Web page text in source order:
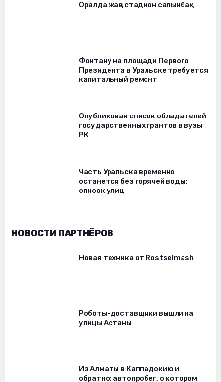
Оралда жаңа стадион салынбақ
Фонтану на площади Первого
Президента в Уральске требуется
капитальный ремонт
Опубликован список обладателей
государственных грантов в вузы
РК
Часть Уральска временно
останется без горячей воды:
список улиц
НОВОСТИ ПАРТНЁРОВ
Новая техника от Rostselmash
Роботы-доставщики вышли на
улицы Астаны
Из Алматы в Каппадокию и
обратно: автопробег, о котором